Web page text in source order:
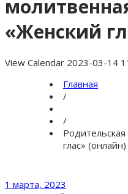
«Женский
View Calendar 2023-03-14
Главная
/
/
глас» (онлайн)
1 марта, 2023